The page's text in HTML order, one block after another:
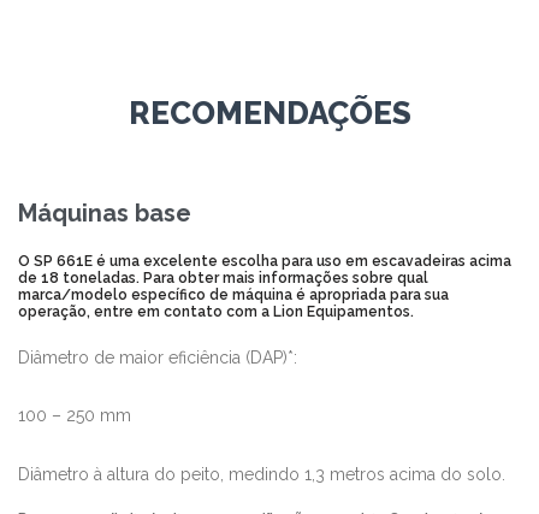
RECOMENDAÇÕES
Máquinas base
O SP 661E é uma excelente escolha para uso em escavadeiras acima
de 18 toneladas. Para obter mais informações sobre qual
marca/modelo específico de máquina é apropriada para sua
operação, entre em contato com a Lion Equipamentos.
Diâmetro de maior eficiência (DAP)*:
100 – 250 mm
Diâmetro à altura do peito, medindo 1,3 metros acima do solo.